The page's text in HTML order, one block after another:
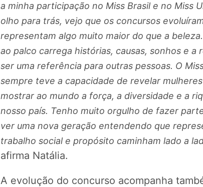
a minha participação no Miss Brasil e no Miss
olho para trás, vejo que os concursos
representam algo muito maior do que a
ao palco carrega histórias, causas, sonhos e a
ser uma referência para outras pessoas. O
sempre teve a capacidade de revelar
mostrar ao mundo a força, a diversidade e a
nosso país. Tenho muito orgulho de fazer
ver uma nova geração entendendo que
trabalho social e propósito caminham lado a
afirma Natália.
A evolução do concurso acompanha